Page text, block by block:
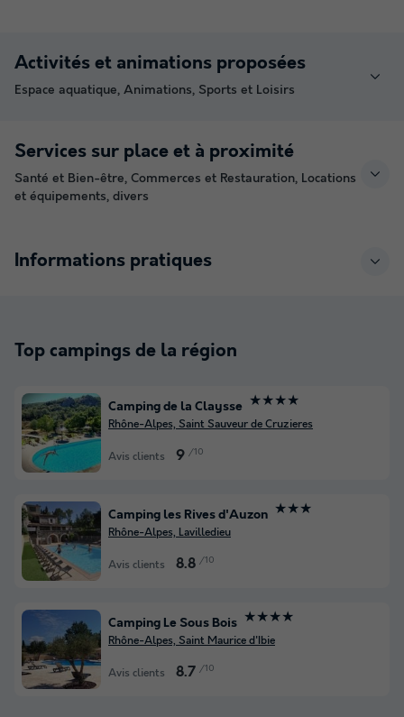
Activités et animations proposées
Espace aquatique, Animations, Sports et Loisirs
Services sur place et à proximité
Santé et Bien-être, Commerces et Restauration, Locations
et équipements, divers
Informations pratiques
Top campings de la région
Camping de la Claysse ★★★★
Rhône-Alpes, Saint Sauveur de Cruzieres
Avis clients 9 /10
Camping les Rives d'Auzon ★★★
Rhône-Alpes, Lavilledieu
Avis clients 8.8 /10
Camping Le Sous Bois ★★★★
Rhône-Alpes, Saint Maurice d'Ibie
Avis clients 8.7 /10